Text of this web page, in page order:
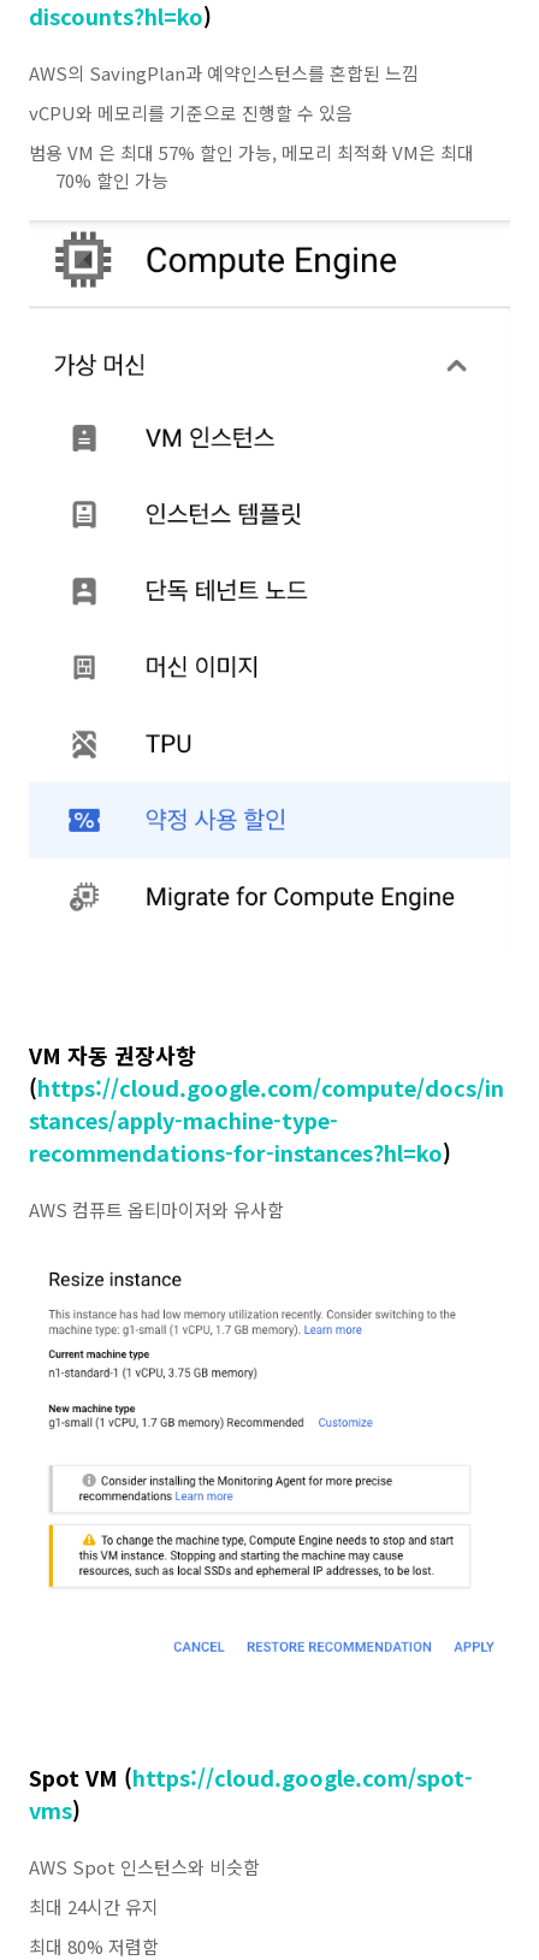
discounts?hl=ko)
AWS의 SavingPlan과 예약인스턴스를 혼합된 느낌
vCPU와 메모리를 기준으로 진행할 수 있음
범용 VM 은 최대 57% 할인 가능, 메모리 최적화 VM은 최대
70% 할인 가능
VM 자동 권장사항
(https://cloud.google.com/compute/docs/in
stances/apply-machine-type-
recommendations-for-instances?hl=ko)
AWS 컴퓨트 옵티마이저와 유사함
Spot VM (https://cloud.google.com/spot-
vms)
AWS Spot 인스턴스와 비슷함
최대 24시간 유지
최대 80% 저렴함